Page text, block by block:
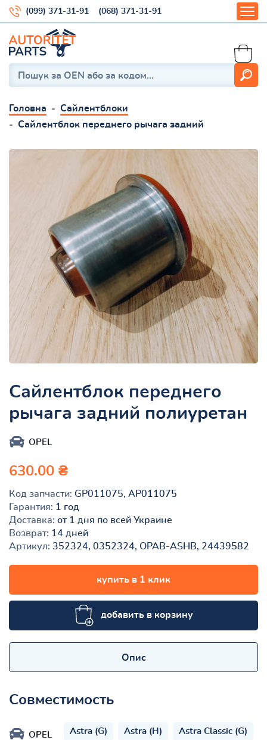
(099) 371-31-91 (068) 371-31-91
Головна
Сайлентблоки
Сайлентблок переднего рычага задний
Сайлентблок переднего
рычага задний полиуретан
OPEL
630.00 ₴
Код запчасти: GP011075, AP011075
Гарантия: 1 год
Доставка: от 1 дня по всей Украине
Возврат: 14 дней
Артикул: 352324, 0352324, OPAB-ASHB, 24439582
купить в 1 клик
добавить в корзину
Опис
Совместимость
OPEL Astra (G) Astra (H) Astra Classic (G)